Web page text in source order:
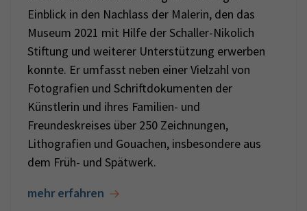
Einblick in den Nachlass der Malerin, den das
Museum 2021 mit Hilfe der Schaller-Nikolich
Stiftung und weiterer Unterstützung erwerben
konnte. Er umfasst neben einer Vielzahl von
Fotografien und Schriftdokumenten der
Künstlerin und ihres Familien- und
Freundeskreises über 250 Zeichnungen,
Lithografien und Gouachen, insbesondere aus
dem Früh- und Spätwerk.
mehr erfahren